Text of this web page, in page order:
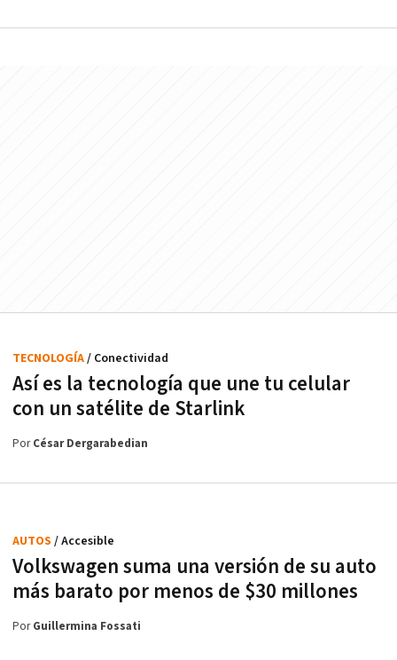
Así es la tecnología que une tu celular
con un satélite de Starlink
TECNOLOGÍA/ Conectividad
PorCésar Dergarabedian
Volkswagen suma una versión de su auto
más barato por menos de $30 millones
AUTOS / Accesible
PorGuillermina Fossati